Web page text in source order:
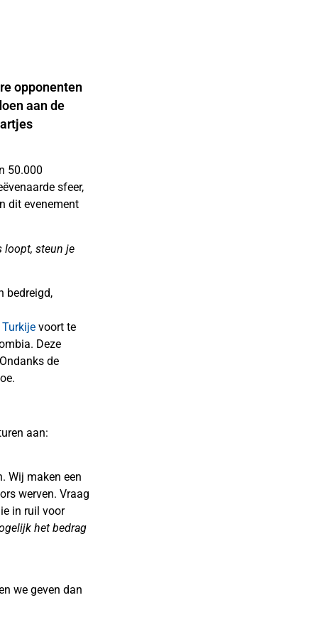
opponenten
aan de
50.000
sfeer,
dit evenement
loopt, steun je
bedreigd,
voort te
Deze
de
aan:
Wij maken een
werven. Vraag
in ruil voor
het bedrag
we geven dan